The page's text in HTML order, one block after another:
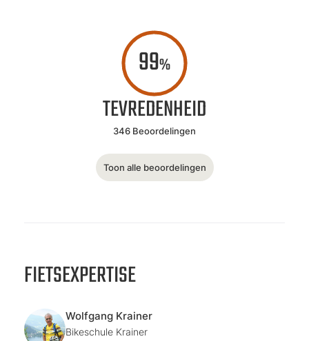
99%
TEVREDENHEID
346 Beoordelingen
Toon alle beoordelingen
FIETSEXPERTISE
Wolfgang Krainer
Bikeschule Krainer